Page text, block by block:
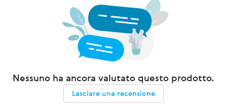
Nessuno ha ancora valutato questo prodotto.
Lasciare una recensione